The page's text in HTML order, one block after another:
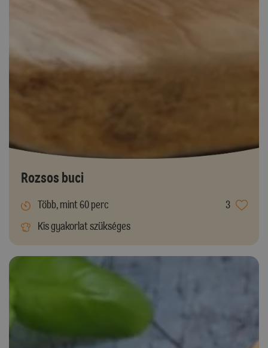
Rozsos buci
Több, mint 60 perc
3
Kis gyakorlat szükséges